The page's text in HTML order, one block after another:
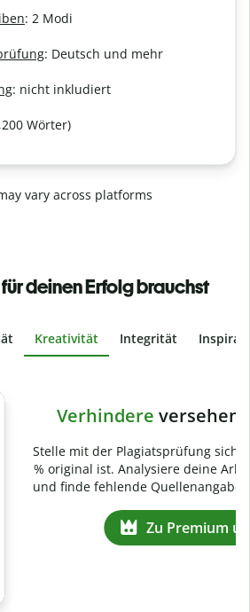
: 2 Modi
: Deutsch und mehr
: nicht inkludiert
Wörter)
vary across platforms
deinen Erfolg brauchst
Kreativität Integrität